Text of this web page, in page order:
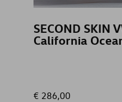
SECOND SKIN
California
€ 286,00